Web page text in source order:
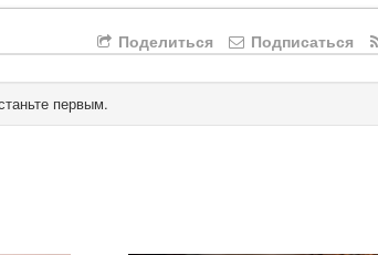
Подписаться
Поделиться
первым.